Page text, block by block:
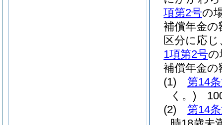
項第2号の
補償年金
区分に応じ
1項第2号の
補償年金
(1)
第14
く。)
(2)
第14